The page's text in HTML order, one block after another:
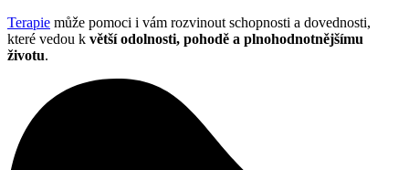
Terapie může pomoci i vám rozvinout schopnosti a dovednosti,
které vedou k větší odolnosti, pohodě a plnohodnotnějšímu
životu.